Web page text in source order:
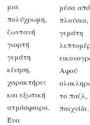
μια
πολύχρωμη,
ζωντανή
γιορτή
γεμάτη
κίνηση,
χαρακτήρες
και εξωτική
ατμόσφαιρα.
Ένα
μέσα από
πλούσια,
γεμάτη
Αφού
το παζλ,